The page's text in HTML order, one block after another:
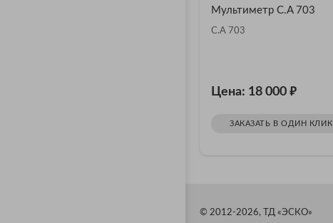
Мультиметр C.A 703
C.A 703
Цена: 18 000 ₽
ЗАКАЗАТЬ В ОДИН КЛИК
© 2012-2026, ТД «ЭСКО»